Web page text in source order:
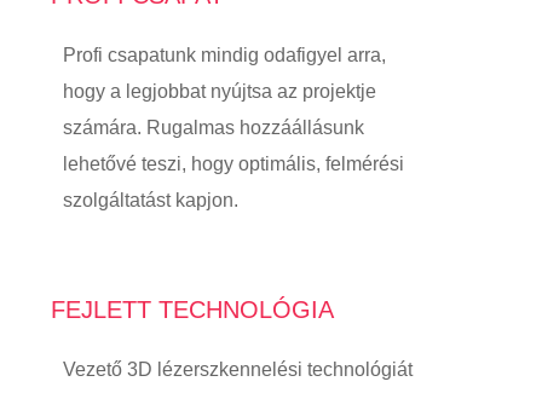
Profi csapatunk mindig odafigyel arra,
hogy a legjobbat nyújtsa az projektje
számára. Rugalmas hozzáállásunk
lehetővé teszi, hogy optimális, felmérési
szolgáltatást kapjon.
FEJLETT TECHNOLÓGIA
Vezető 3D lézerszkennelési technológiát